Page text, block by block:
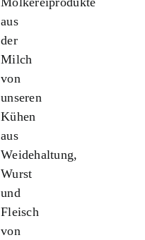
aus
der
Milch
von
unseren
Kühen
aus
Weidehaltung,
Wurst
und
Fleisch
von